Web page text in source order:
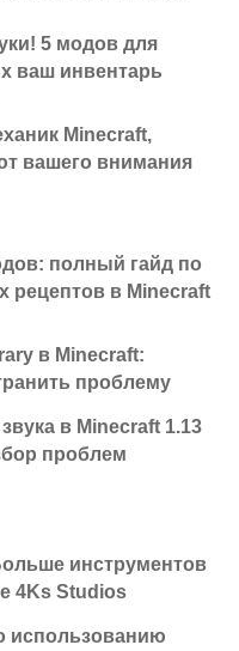
5 модов для
ваш инвентарь
Minecraft,
вашего внимания
полный гайд по
рецептов в Minecraft
в Minecraft:
проблему
в Minecraft 1.13
проблем
инструментов
4Ks Studios
использованию